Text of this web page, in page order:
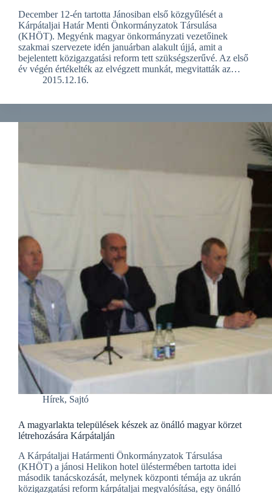
December 12-én tartotta Jánosiban első közgyűlését a
Kárpátaljai Határ Menti Önkormányzatok Társulása
(KHÖT). Megyénk magyar önkormányzati vezetőinek
szakmai szervezete idén januárban alakult újjá, amit a
bejelentett közigazgatási reform tett szükségszerűvé. Az első
év végén értékelték az elvégzett munkát, megvitatták az…
2015.12.16.
Hírek, Sajtó
A magyarlakta települések készek az önálló magyar körzet
létrehozására Kárpátalján
A Kárpátaljai Határmenti Önkormányzatok Társulása
(KHÖT) a jánosi Helikon hotel üléstermében tartotta idei
második tanácskozását, melynek központi témája az ukrán
közigazgatási reform kárpátaljai megvalósítása, egy önálló